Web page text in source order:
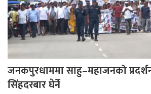
जनकपुरधाममा साहु–महाजनको
सिंहदरबार घेर्ने